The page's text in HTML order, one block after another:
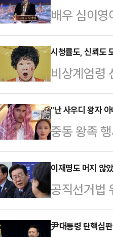
배우 심이
상암동
영이 '7인의
렵고 어수
는 자리가
도 못했던
"무엇보다
분들,…
시청률도, 신뢰도
비상계엄령
들이 결방했
역할’을 다
들의 떨어
상식에 대한
지난 14일,
입증했다.
의 시청률
"난 사우디 왕자
중동 왕족
인플루언서
스트
하고 저질
정지됐다.
고급 빌라
이재명도 머지 않
공직선거법
은 더불어민
항소심 재판
尹대통령 탄핵심